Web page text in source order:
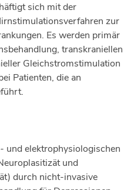
sich mit der
zur
Es werden primär
transkraniellen
Gleichstromstimulation
Patienten, die an
und elektrophysiologischen
und
durch nicht-invasive